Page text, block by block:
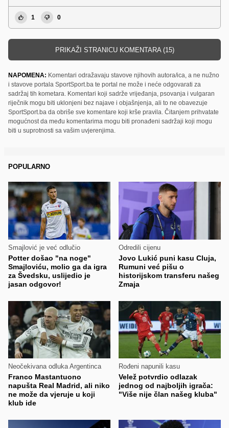
1 0
PRIKAŽI STRANICU KOMENTARA (15)
NAPOMENA: Komentari odražavaju stavove njihovih autora/ica, a ne nužno
i stavove portala SportSport.ba te portal ne može i neće odgovarati za
sadržaj tih kometara. Komentari koji sadrže vrijeđanja, psovanja i vulgaran
riječnik mogu biti uklonjeni bez najave i objašnjenja, ali to ne obavezuje
SportSport.ba da obriše sve komentare koji krše pravila. Čitanjem prihvatate
mogućnost da među komentarima mogu biti pronađeni sadržaji koji mogu
biti u suprotnosti sa vašim uvjerenjima.
POPULARNO
Smajlović je već odlučio
Potter došao "na noge"
Smajloviću, molio ga da igra
za Švedsku, uslijedio je
jasan odgovor!
Odredili cijenu
Jovo Lukić puni kasu Cluja,
Rumuni već pišu o
historijskom transferu našeg
Zmaja
Neočekivana odluka Argentinca
Franco Mastantuono
napušta Real Madrid, ali niko
ne može da vjeruje u koji
klub ide
Rođeni napunili kasu
Velež potvrdio odlazak
jednog od najboljih igrača:
"Više nije član našeg kluba"